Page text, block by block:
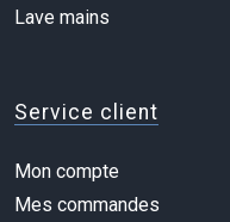
Lave mains
Service client
Mon compte
Mes commandes